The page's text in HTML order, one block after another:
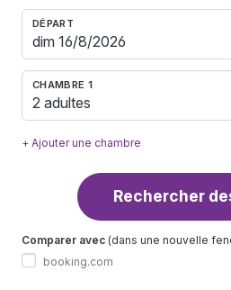
DÉPART
CHAMBRE 1
2 adultes
+ Ajouter une chambre
Rechercher
Comparer avec (dans une nouvelle
booking.com